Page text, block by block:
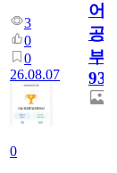
3
0
0
26.08.07
0
어
공
부
930